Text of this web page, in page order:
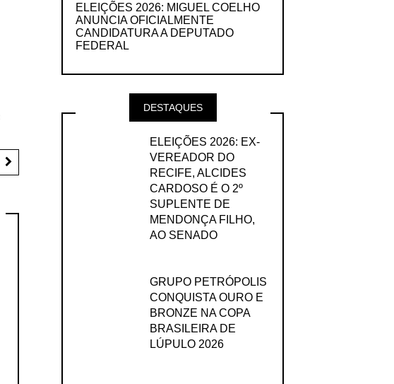
ELEIÇÕES 2026: MIGUEL COELHO
ANUNCIA OFICIALMENTE
CANDIDATURA A DEPUTADO
FEDERAL
DESTAQUES
ELEIÇÕES 2026: EX-
VEREADOR DO
RECIFE, ALCIDES
CARDOSO É O 2º
SUPLENTE DE
MENDONÇA FILHO,
AO SENADO
GRUPO PETRÓPOLIS
CONQUISTA OURO E
BRONZE NA COPA
BRASILEIRA DE
LÚPULO 2026